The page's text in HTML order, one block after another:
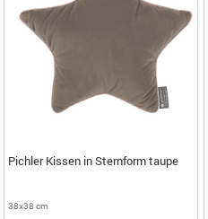
Pichler Kissen in Sternform taupe
38x38 cm